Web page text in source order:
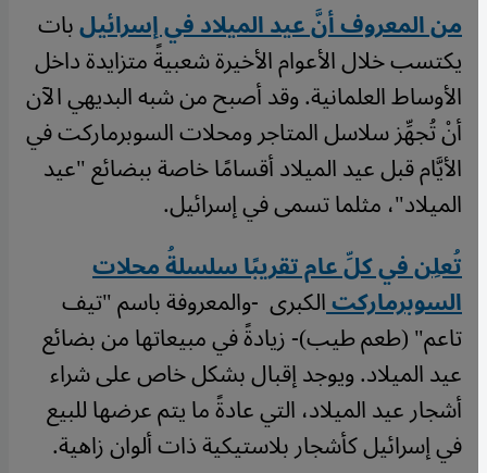
من المعروف أنَّ عيد الميلاد في إسرائيلبات
يكتسب خلال الأعوام الأخيرة شعبيةً متزايدة داخل
الأوساط العلمانية. وقد أصبح من شبه البديهي الآن
أنْ تُجهِّز سلاسل المتاجر ومحلات السوبرماركت في
الأيَّام قبل عيد الميلاد أقسامًا خاصة ببضائع "عيد
الميلاد"، مثلما تسمى في إسرائيل.
تُعلِن في كلِّ عام تقريبًا سلسلةُ محلات
السوبرماركتالكبرى -والمعروفة باسم "تيف
تاعم" (طعم طيب)- زيادةً في مبيعاتها من بضائع
عيد الميلاد. ويوجد إقبال بشكل خاص على شراء
أشجار عيد الميلاد، التي عادةً ما يتم عرضها للبيع
في إسرائيل كأشجار بلاستيكية ذات ألوان زاهية.